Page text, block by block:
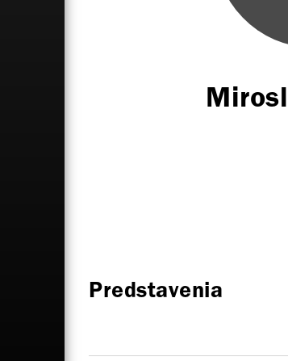
Predstavenia